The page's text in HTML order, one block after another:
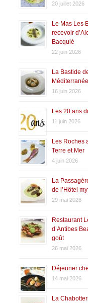
20 juillet 2026
Le Mas Les
recevoir
Bacquié
22 juin 2026
La Bastide
16 juin 2026
Les 20 ans
11 juin 2026
Les Roches
Terre et Mer
4 juin 2026
La
de l’Hôtel
29 mai 2026
Restaurant
d’Antibes
goût
26 mai 2026
Déjeuner
14 mai 2026
La